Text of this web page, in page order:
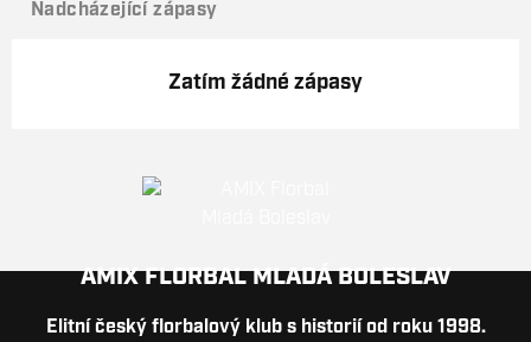
Nadcházející zápasy
Zatím žádné zápasy
AMIX FLORBAL MLADÁ BOLESLAV
Elitní český florbalový klub s historií od roku 1998.